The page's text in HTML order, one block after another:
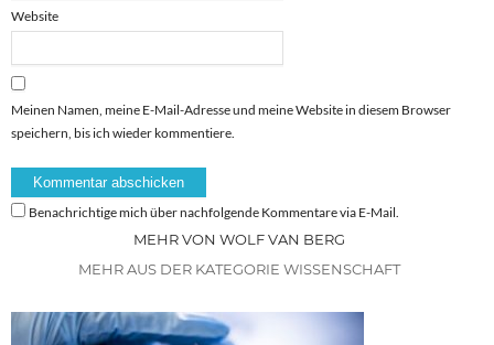
Website
Meinen Namen, meine E-Mail-Adresse und meine Website in diesem Browser
speichern, bis ich wieder kommentiere.
Benachrichtige mich über nachfolgende Kommentare via E-Mail.
MEHR VON WOLF VAN BERG
MEHR AUS DER KATEGORIE WISSENSCHAFT